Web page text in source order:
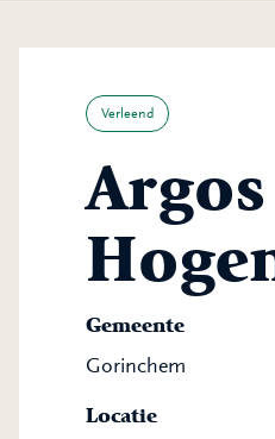
Verleend
Gemeente
Gorinchem
Locatie